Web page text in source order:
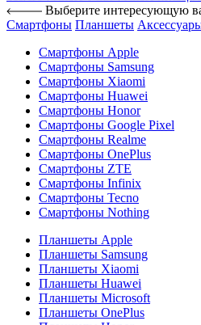
Выберите интересующую
Смартфоны Планшеты
Смартфоны Apple
Смартфоны Samsung
Смартфоны Xiaomi
Смартфоны Huawei
Смартфоны Honor
Смартфоны Google Pixel
Смартфоны Realme
Смартфоны OnePlus
Смартфоны ZTE
Смартфоны Infinix
Смартфоны Tecno
Смартфоны Nothing
Планшеты Apple
Планшеты Samsung
Планшеты Xiaomi
Планшеты Huawei
Планшеты Microsoft
Планшеты OnePlus